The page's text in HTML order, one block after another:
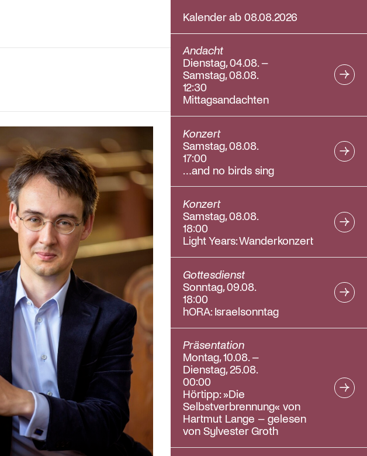
Kalender ab 08.08.2026
Andacht
Dienstag, 04.08. –
Samstag, 08.08.
12:30
Mittagsandachten
Konzert
Samstag, 08.08.
17:00
…and no birds sing
Konzert
Samstag, 08.08.
18:00
Light Years: Wanderkonzert
Gottesdienst
Sonntag, 09.08.
18:00
hORA: Israelsonntag
Präsentation
Montag, 10.08. –
Dienstag, 25.08.
00:00
Hörtipp: »Die
Selbstverbrennung« von
Hartmut Lange – gelesen
von Sylvester Groth